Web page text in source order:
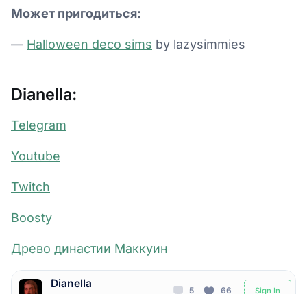
Может пригодиться:
— Halloween deco sims by lazysimmies
Dianella:
Telegram
Youtube
Twitch
Boosty
Древо династии Маккуин